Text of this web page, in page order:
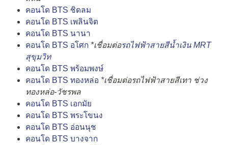
คอนโด BTS ชิดลม
คอนโด BTS เพลินจิต
คอนโด BTS นานา
คอนโด BTS อโศก *เชื่อมต่อรถไฟฟ้าสายสีน้ำเงิน MRT
สุขุมวิท
คอนโด BTS พร้อมพงษ์
คอนโด BTS ทองหล่อ *เชื่อมต่อรถไฟฟ้าสายสีเทา ช่วง
ทองหล่อ-วัชรพล
คอนโด BTS เอกมัย
คอนโด BTS พระโขนง
คอนโด BTS อ่อนนุช
คอนโด BTS บางจาก